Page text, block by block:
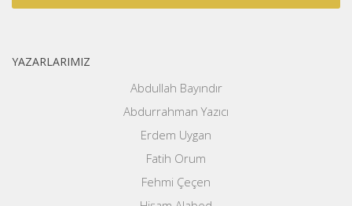
YAZARLARIMIZ
Abdullah Bayındır
Abdurrahman Yazıcı
Erdem Uygan
Fatih Orum
Fehmi Çeçen